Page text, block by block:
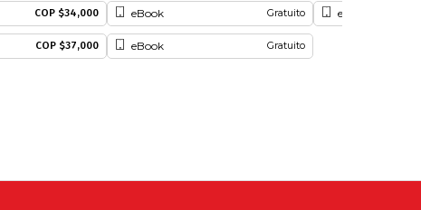
COP $34,000
COP $37,000
eBook Gratuito
eBook Gratuito
eBook (EPUB)